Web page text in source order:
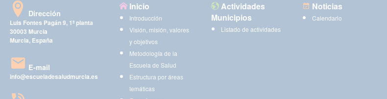
Dirección
Luis Fontes Pagán 9, 1ª planta
30003 Murcia
Murcia, España
E-mail
info@escueladesaludmurcia.es
Inicio
Introducción
Visión, misión, valores
y objetivos
Metodología de la
Escuela de Salud
Estructura por áreas
temáticas
Actividades
Municipios
Listado de actividades
Noticias
Calendario